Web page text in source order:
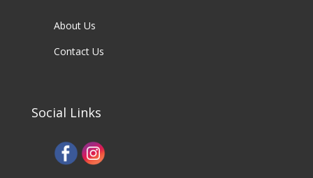
About Us
Contact Us
Social Links